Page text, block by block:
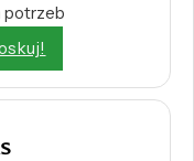
potrzeb